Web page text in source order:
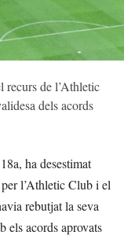
recurs de l’Athletic
dels acords
ha desestimat
l’Athletic Club i el
rebutjat la seva
els acords aprovats